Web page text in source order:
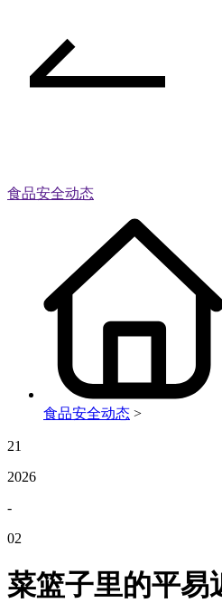
食品安全动态
食品安全动态 >
21
2026
-
02
菜篮子里的平易